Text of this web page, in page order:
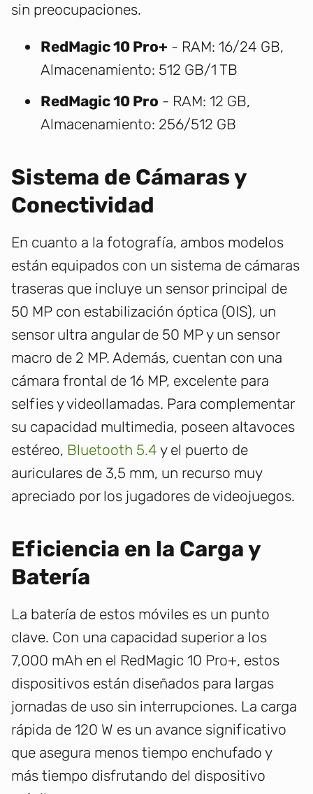
sin preocupaciones.
RedMagic 10 Pro+ - RAM: 16/24 GB,
Almacenamiento: 512 GB/1 TB
RedMagic 10 Pro - RAM: 12 GB,
Almacenamiento: 256/512 GB
Sistema de Cámaras y
Conectividad
En cuanto a la fotografía, ambos modelos
están equipados con un sistema de cámaras
traseras que incluye un sensor principal de
50 MP con estabilización óptica (OIS), un
sensor ultra angular de 50 MP y un sensor
macro de 2 MP. Además, cuentan con una
cámara frontal de 16 MP, excelente para
selfies y videollamadas. Para complementar
su capacidad multimedia, poseen altavoces
estéreo, Bluetooth 5.4 y el puerto de
auriculares de 3,5 mm, un recurso muy
apreciado por los jugadores de videojuegos.
Eficiencia en la Carga y
Batería
La batería de estos móviles es un punto
clave. Con una capacidad superior a los
7,000 mAh en el RedMagic 10 Pro+, estos
dispositivos están diseñados para largas
jornadas de uso sin interrupciones. La carga
rápida de 120 W es un avance significativo
que asegura menos tiempo enchufado y
más tiempo disfrutando del dispositivo